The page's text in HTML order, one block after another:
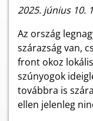
2025. június 10.
Az ország
szárazság van,
front okoz
szúnyogok
továbbra is
ellen jelenleg